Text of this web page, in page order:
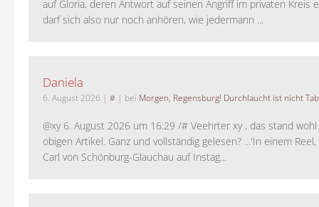
auf Gloria, deren Antwort auf seinen Angriff im privaten Kreis
darf sich also nur noch anhören, wie jedermann ...
Daniela
6. August 2026 | # | bei Morgen, Regensburg! Durchlaucht ist nicht
@xy 6. August 2026 um 16:29 /# Veehrter xy , das stand
obigen Artikel. Ganz und vollständig gelesen? ...'In einem
Carl von Schönburg-Glauchau auf Instag...